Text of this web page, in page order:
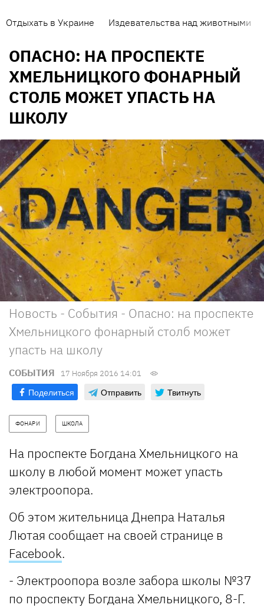
Отдыхать в Украине Издевательства над животными
ОПАСНО: НА ПРОСПЕКТЕ
ХМЕЛЬНИЦКОГО ФОНАРНЫЙ
СТОЛБ МОЖЕТ УПАСТЬ НА
ШКОЛУ
Новость - События - Опасно: на проспекте
Хмельницкого фонарный столб может
упасть на школу
СОБЫТИЯ 17 Ноября 2016 14:01
Поделиться Отправить Твитнуть
ФОНАРИ ШКОЛА
На проспекте Богдана Хмельницкого на
школу в любой момент может упасть
электроопора.
Об этом жительница Днепра Наталья
Лютая сообщает на своей странице в
Facebook.
- Электроопора возле забора школы №37
по проспекту Богдана Хмельницкого, 8-Г.